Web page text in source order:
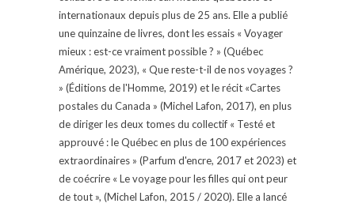
internationaux depuis plus de 25 ans. Elle a publié
une quinzaine de livres, dont les essais « Voyager
mieux : est-ce vraiment possible ? » (Québec
Amérique, 2023), « Que reste-t-il de nos voyages ?
» (Éditions de l'Homme, 2019) et le récit «Cartes
postales du Canada » (Michel Lafon, 2017), en plus
de diriger les deux tomes du collectif « Testé et
approuvé : le Québec en plus de 100 expériences
extraordinaires » (Parfum d'encre, 2017 et 2023) et
de coécrire « Le voyage pour les filles qui ont peur
de tout », (Michel Lafon, 2015 / 2020). Elle a lancé